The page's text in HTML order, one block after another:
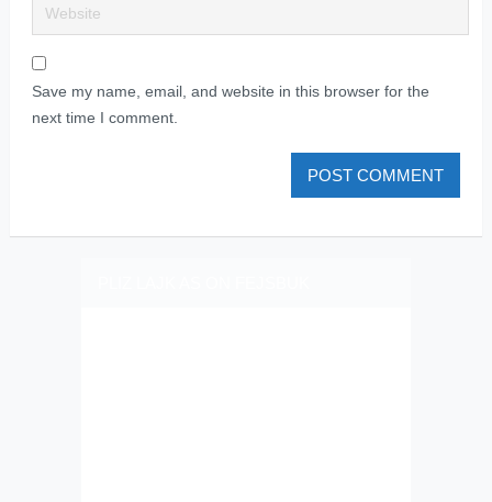
Save my name, email, and website in this browser for the
next time I comment.